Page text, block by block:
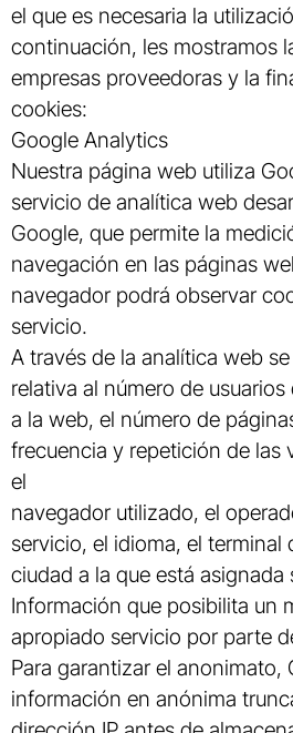
el que es necesaria la
continuación, les mostramos
empresas proveedoras y la
cookies:
Google Analytics
Nuestra página web utiliza
servicio de analítica web
Google, que permite la
navegación en las páginas
navegador podrá observar
servicio.
A través de la analítica web
relativa al número de
a la web, el número de
frecuencia y repetición de las
el
navegador utilizado, el
servicio, el idioma, el terminal
ciudad a la que está asignada
Información que posibilita un
apropiado servicio por parte
Para garantizar el
información en anónima